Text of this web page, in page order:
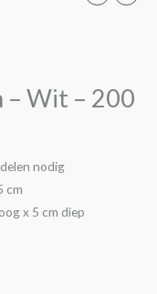
– Wit – 200
nodig
cm
x 5 cm diep